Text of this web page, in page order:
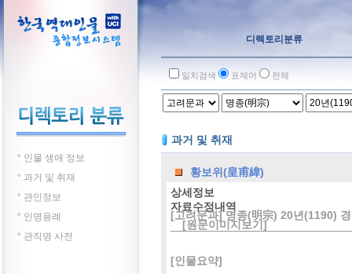
인물 생애 정보
과거 및 취재
관인정보
인명용례
관직명 사전
디렉토리분류
일치검색 표제어 전체
과거 및 취재
황보위(皇甫緯)
상세정보
자료수정내역
[원문이미지보기]
[고려문과] 명종(明宗) 20년(1190)
[인물요약]